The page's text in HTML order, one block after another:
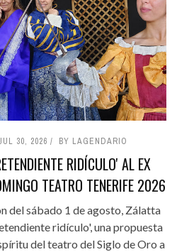
30, 2026 BY LAGENDARIO
RIDÍCULO' AL EX
TEATRO TENERIFE 2026
del sábado 1 de agosto, Zálatta
ridículo', una propuesta
del teatro del Siglo de Oro a